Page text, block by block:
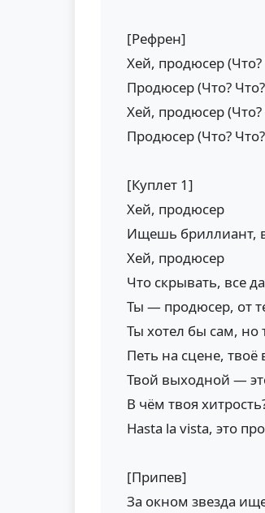
[Рефрен]
Хей, продюсер (Что?
Продюсер (Что?
Хей, продюсер (Что?
Продюсер (Что?
[Куплет 1]
Хей, продюсер
Ищешь бриллиант,
Хей, продюсер
Что скрывать, все
Ты — продюсер, от
Ты хотел бы сам, но
Петь на сцене, твоё
Твой выходной —
В чём твоя
Hasta la vista, это
[Припев]
За окном звезда